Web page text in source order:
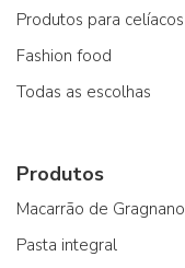
Produtos para celíacos
Fashion food
Todas as escolhas
Produtos
Macarrão de Gragnano
Pasta integral